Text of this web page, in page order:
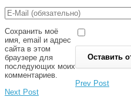
Сохранить моё
имя, email и адрес
сайта в этом
браузере для
последующих моих
комментариев.
Prev Post
Next Post